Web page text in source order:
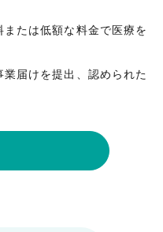
たは低額な料金で医療を
届けを提出、認められた